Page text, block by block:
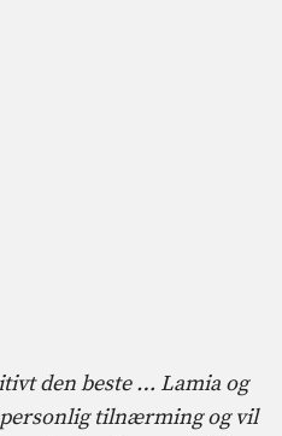
den beste … Lamia og
tilnærming og vil